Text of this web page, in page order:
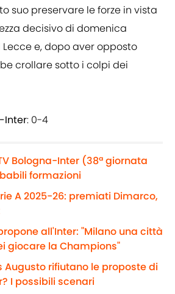
suo preservare le forze in vista
decisivo di domenica
e, dopo aver opposto
crollare sotto i colpi dei
Inter: 0-4
Bologna-Inter (38ª giornata
formazioni
A 2025-26: premiati Dimarco,
all'Inter: "Milano una città
giocare la Champions"
Augusto rifiutano le proposte di
I possibili scenari